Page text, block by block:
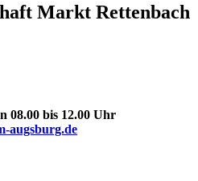
Markt Rettenbach
08.00 bis 12.00 Uhr
augsburg.de